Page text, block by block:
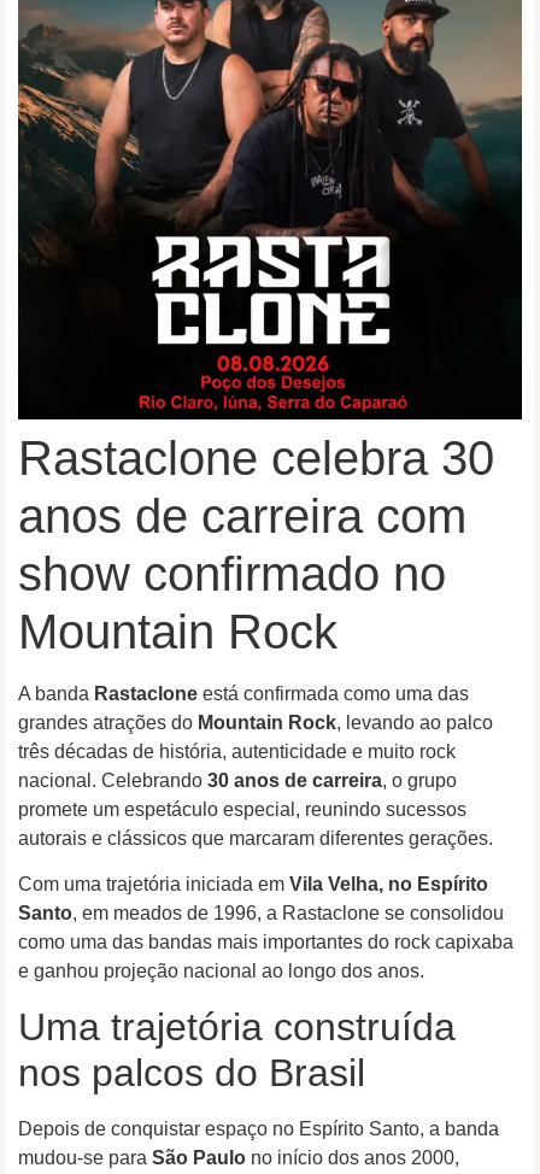
Rastaclone celebra 30
anos de carreira com
show confirmado no
Mountain Rock
A banda Rastaclone está confirmada como uma das
grandes atrações do Mountain Rock, levando ao palco
três décadas de história, autenticidade e muito rock
nacional. Celebrando 30 anos de carreira, o grupo
promete um espetáculo especial, reunindo sucessos
autorais e clássicos que marcaram diferentes gerações.
Com uma trajetória iniciada em Vila Velha, no Espírito
Santo, em meados de 1996, a Rastaclone se consolidou
como uma das bandas mais importantes do rock capixaba
e ganhou projeção nacional ao longo dos anos.
Uma trajetória construída
nos palcos do Brasil
Depois de conquistar espaço no Espírito Santo, a banda
mudou-se para São Paulo no início dos anos 2000,